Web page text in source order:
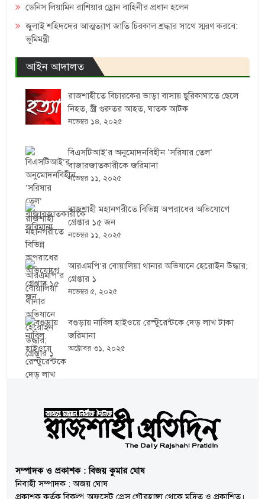
ডেনিস লিয়ামিন রাশিয়ার ড্রোন বাহিনীর প্রধান হলেন
জুলাই শহিদদের আত্মত্যাগ জাতি চিরকাল শ্রদ্ধার সাথে স্মরণ করবে:
ভূমিমন্ত্রী
আইন আদালত
রাজশাহীতে বিচারকের ভাড়া বাসায় ছুরিকাঘাতে ছেলে
নিহত, স্ত্রী গুরুতর আহত, ঘাতক আটক
নভেম্বর ১৪, ২০২৫
বিএসটিআই’র অনুমোদনবিহীন ‘সরিষার তেল’
বাজারজাতকারীকে জরিমানা
নভেম্বর ১১, ২০২৫
রাজশাহী মহানগরীতে বিভিন্ন অপরাধের অভিযোগে
গ্রেপ্তার ১৫ জন
নভেম্বর ১১, ২০২৫
আরএমপি’র বোয়ালিয়া থানার অভিযানে হেরোইন উদ্ধার;
গ্রেপ্তার ১
নভেম্বর ৫, ২০২৫
বগুড়ায় নাবিল হাইওয়ে রেস্টুরেন্টকে দেড় লাখ টাকা
জরিমানা
অক্টোবর ৩১, ২০২৫
সম্পাদক ও প্রকাশক : বিজয় কুমার ঘোষ
নিবাহী সম্পাদক : অজয় ঘোষ
প্রকাশক কর্তৃক বিকল্প অফসেট প্রেস গৌরহাঙ্গা থেকে মুদ্রিত ও প্রকাশিত।